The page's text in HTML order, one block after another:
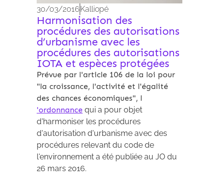
30/03/2016 Kalliopé
Harmonisation des
procédures des autorisations
d’urbanisme avec les
procédures des autorisations
IOTA et espèces protégées
Prévue par l'article 106 de la loi pour
"la croissance, l'activité et l'égalité
des chances économiques", l
'ordonnance qui a pour objet
d'harmoniser les procédures
d'autorisation d'urbanisme avec des
procédures relevant du code de
l'environnement a été publiée au JO du
26 mars 2016.